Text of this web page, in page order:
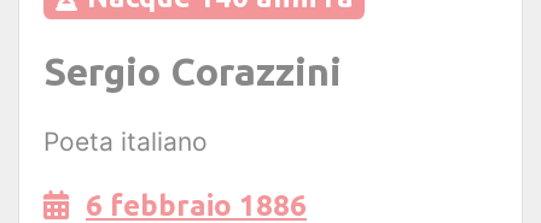
Sergio Corazzini
Poeta italiano
6 febbraio 1886